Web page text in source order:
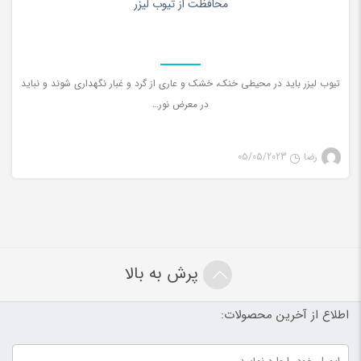
محافظت از تیوب لیزر
تیوب لیزر باید در محیطی خنک، خشک و عاری از گرد و غبار نگهداری شوند و نباید
در معرض نور…
رضا 05/05/2023
پرش به بالا
اطلاع از آخرین محصولات: